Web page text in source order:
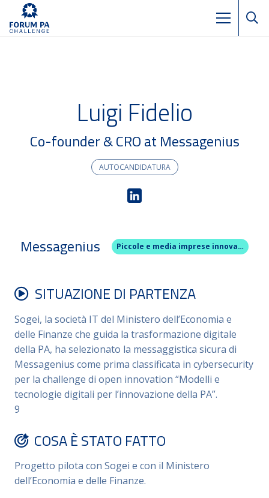
Luigi Fidelio
Co-founder & CRO at Messagenius
AUTOCANDIDATURA
Messagenius Piccole e media imprese innovative e start up (come da art.4 del D.L.N.3/2015 esclusa la previsione di cui al c. 1 lettera d)
SITUAZIONE DI PARTENZA
Sogei, la società IT del Ministero dell’Economia e
delle Finanze che guida la trasformazione digitale
della PA, ha selezionato la messaggistica sicura di
Messagenius come prima classificata in cybersecurity
per la challenge di open innovation “Modelli e
tecnologie digitali per l’innovazione della PA”.
9
COSA È STATO FATTO
Progetto pilota con Sogei e con il Ministero
dell’Economia e delle Finanze.